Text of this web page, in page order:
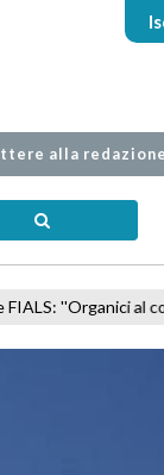
alla redazione
ASL Latina,